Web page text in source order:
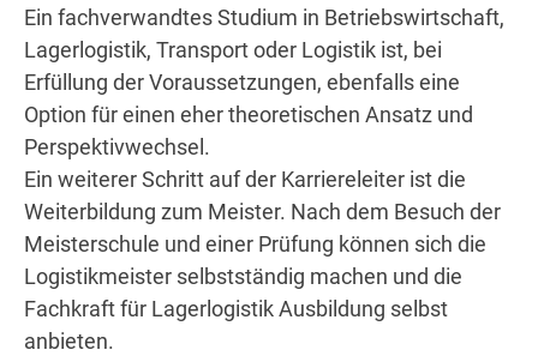
Ein fachverwandtes Studium in Betriebswirtschaft,
Lagerlogistik, Transport oder Logistik ist, bei
Erfüllung der Voraussetzungen, ebenfalls eine
Option für einen eher theoretischen Ansatz und
Perspektivwechsel.
Ein weiterer Schritt auf der Karriereleiter ist die
Weiterbildung zum Meister. Nach dem Besuch der
Meisterschule und einer Prüfung können sich die
Logistikmeister selbstständig machen und die
Fachkraft für Lagerlogistik Ausbildung selbst
anbieten.